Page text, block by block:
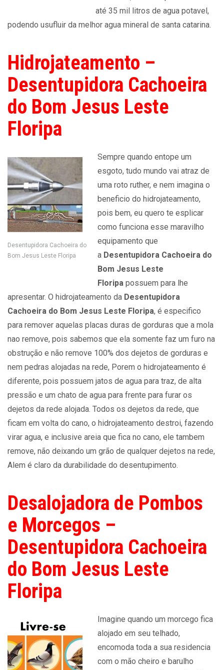
até 35 mil litros de agua potavel,
podendo usufluir da melhor agua mineral de santa catarina.
Hidrojateamento –
Desentupidora Cachoeira
do Bom Jesus Leste
Floripa
Desentupidora Cachoeira do
Bom Jesus Leste Floripa
Sempre quando entope um
esgoto, tudo mundo vai atraz de
uma roto ruther, e nem imagina o
beneficio do hidrojateamento,
pois bem, eu quero te esplicar
como funciona esse maravilho
equipamento que
a Desentupidora Cachoeira do
Bom Jesus Leste
Floripa possuem para lhe
apresentar. O hidrojateamento da Desentupidora
Cachoeira do Bom Jesus Leste Floripa, é especifico
para remover aquelas placas duras de gorduras que a mola
nao remove, pois sabemos que ela somente faz um furo na
obstrução e não remove 100% dos dejetos de gorduras e
nem pedras alojadas na rede, Porem o hidrojateamento é
diferente, pois possuem jatos de agua para traz, de alta
pressão e um chato de agua para frente para furar os
dejetos da rede alojada. Todos os dejetos da rede, que
ficam em volta do cano, o hidrojateamento destroi, fazendo
virar agua, e inclusive areia que fica no cano, ele tambem
remove, não deixando um grão de qualquer dejetos na rede,
Alem é claro da durabilidade do desentupimento.
Desalojadora de Pombos
e Morcegos –
Desentupidora Cachoeira
do Bom Jesus Leste
Floripa
Imagine quando um morcego fica
alojado em seu telhado,
encomoda toda a sua residencia
com o mão cheiro e barulho